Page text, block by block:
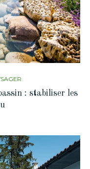
: stabiliser les